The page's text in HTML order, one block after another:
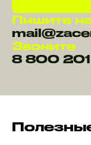
Пишите
Звоните
8 800 201